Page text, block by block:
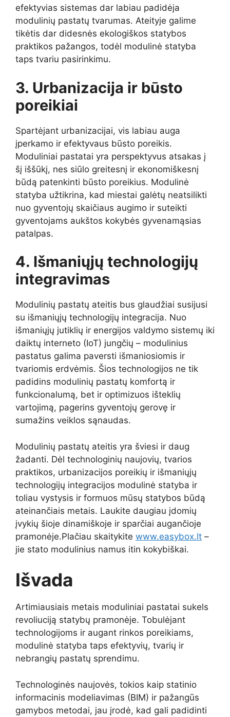
efektyvias sistemas dar labiau padidėja
modulinių pastatų tvarumas. Ateityje galime
tikėtis dar didesnės ekologiškos statybos
praktikos pažangos, todėl modulinė statyba
taps tvariu pasirinkimu.
3. Urbanizacija ir būsto
poreikiai
Spartėjant urbanizacijai, vis labiau auga
įperkamo ir efektyvaus būsto poreikis.
Moduliniai pastatai yra perspektyvus atsakas į
šį iššūkį, nes siūlo greitesnį ir ekonomiškesnį
būdą patenkinti būsto poreikius. Modulinė
statyba užtikrina, kad miestai galėtų neatsilikti
nuo gyventojų skaičiaus augimo ir suteikti
gyventojams aukštos kokybės gyvenamąsias
patalpas.
4. Išmaniųjų technologijų
integravimas
Modulinių pastatų ateitis bus glaudžiai susijusi
su išmaniųjų technologijų integracija. Nuo
išmaniųjų jutiklių ir energijos valdymo sistemų iki
daiktų interneto (IoT) jungčių – modulinius
pastatus galima paversti išmaniosiomis ir
tvariomis erdvėmis. Šios technologijos ne tik
padidins modulinių pastatų komfortą ir
funkcionalumą, bet ir optimizuos išteklių
vartojimą, pagerins gyventojų gerovę ir
sumažins veiklos sąnaudas.
Modulinių pastatų ateitis yra šviesi ir daug
žadanti. Dėl technologinių naujovių, tvarios
praktikos, urbanizacijos poreikių ir išmaniųjų
technologijų integracijos modulinė statyba ir
toliau vystysis ir formuos mūsų statybos būdą
ateinančiais metais. Laukite daugiau įdomių
įvykių šioje dinamiškoje ir sparčiai augančioje
pramonėje.Plačiau skaitykite www.easybox.lt –
jie stato modulinius namus itin kokybiškai.
Išvada
Artimiausiais metais moduliniai pastatai sukels
revoliuciją statybų pramonėje. Tobulėjant
technologijoms ir augant rinkos poreikiams,
modulinė statyba taps efektyvių, tvarių ir
nebrangių pastatų sprendimu.
Technologinės naujovės, tokios kaip statinio
informacinis modeliavimas (BIM) ir pažangūs
gamybos metodai, jau įrodė, kad gali padidinti